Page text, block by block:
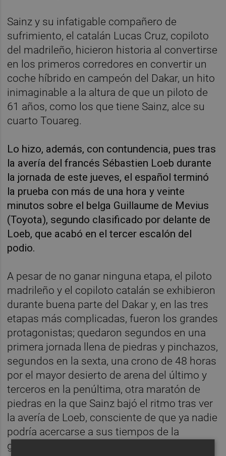
Sainz y su infatigable compañero de
sufrimiento, el catalán Lucas Cruz, copiloto
del madrileño, hicieron historia al convertirse
en los primeros corredores en convertir un
coche híbrido en campeón del Dakar, un hito
inimaginable a la altura de que un piloto de
61 años, como los que tiene Sainz, alce su
cuarto Touareg.
Lo hizo, además, con contundencia, pues tras
la avería del francés Sébastien Loeb durante
la jornada de este jueves, el español terminó
la prueba con más de una hora y veinte
minutos sobre el belga Guillaume de Mevius
(Toyota), segundo clasificado por delante de
Loeb, que acabó en el tercer escalón del
podio.
A pesar de no ganar ninguna etapa, el piloto
madrileño y el copiloto catalán se exhibieron
durante buena parte del Dakar y, en las tres
etapas más complicadas, fueron los grandes
protagonistas; quedaron segundos en una
primera jornada llena de piedras y pinchazos,
segundos en la sexta, una crono de 48 horas
por el mayor desierto de arena del último y
terceros en la penúltima, otra maratón de
piedras en la que Sainz bajó el ritmo tras ver
la avería de Loeb, consciente de que ya nadie
podría acercarse a sus tiempos de la
general.